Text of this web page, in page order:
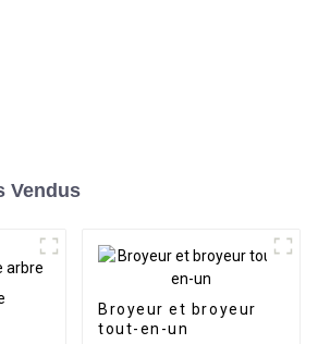
Vendus
Broyeur et broyeur
tout-en-un